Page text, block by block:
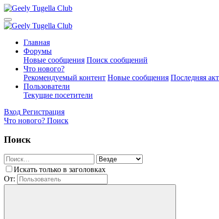
Главная
Форумы
Новые сообщения Поиск сообщений
Что нового?
Рекомендуемый контент Новые сообщения Последняя
Пользователи
Текущие посетители
Вход Регистрация
Что нового? Поиск
Поиск
Искать только в заголовках
От: